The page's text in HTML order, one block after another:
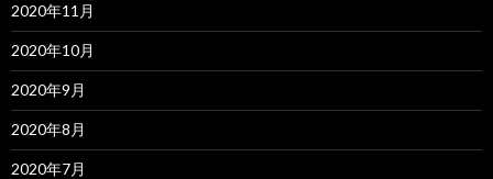
2020年11月
2020年10月
2020年9月
2020年8月
2020年7月